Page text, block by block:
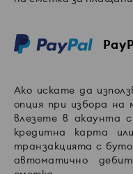
Ако искате да
опция при избора
влезете в акаунта
кредитна карта
транзакцията с
автоматично